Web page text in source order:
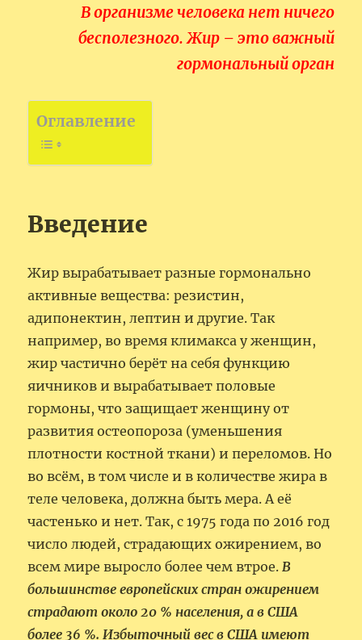
В организме человека нет ничего
бесполезного. Жир – это важный
гормональный орган
Оглавление
Введение
Жир вырабатывает разные гормонально
активные вещества: резистин,
адипонектин, лептин и другие. Так
например, во время климакса у женщин,
жир частично берёт на себя функцию
яичников и вырабатывает половые
гормоны, что защищает женщину от
развития остеопороза (уменьшения
плотности костной ткани) и переломов. Но
во всём, в том числе и в количестве жира в
теле человека, должна быть мера. А её
частенько и нет. Так, с 1975 года по 2016 год
число людей, страдающих ожирением, во
всем мире выросло более чем втрое.В
большинстве европейских стран ожирением
страдают около 20 % населения, а в США
более 36 %. Избыточный вес в США имеют